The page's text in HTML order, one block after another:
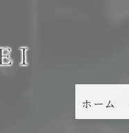
ホーム